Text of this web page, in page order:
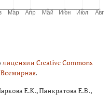
лицензии Creative Commons
.
Е.К., Панкратова Е.В.,